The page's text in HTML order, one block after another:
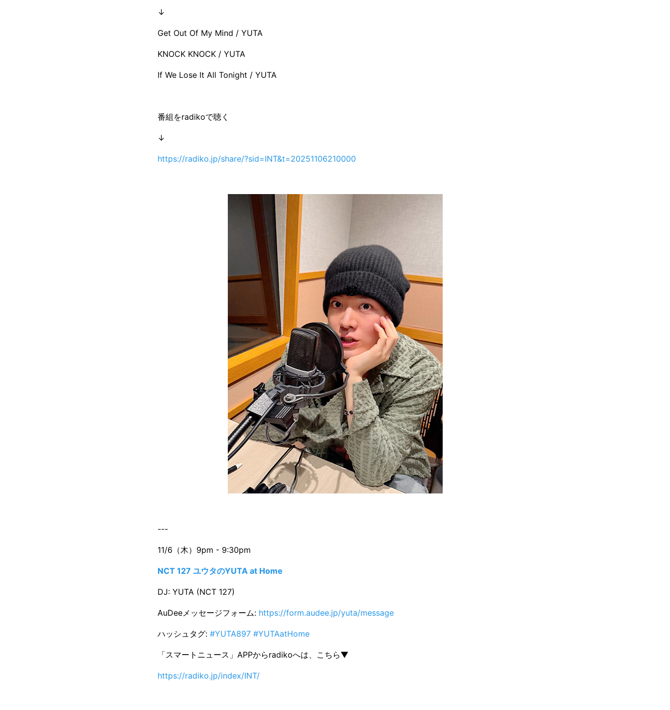
↓
Get Out Of My Mind / YUTA
KNOCK KNOCK / YUTA
If We Lose It All Tonight / YUTA
番組をradikoで聴く
↓
https://radiko.jp/share/?sid=INT&t=20251106210000
---
11/6（木）9pm - 9:30pm
NCT 127 ユウタのYUTA at Home
DJ: YUTA (NCT 127)
AuDeeメッセージフォーム: https://form.audee.jp/yuta/message
ハッシュタグ: #YUTA897 #YUTAatHome
「スマートニュース」APPからradikoへは、こちら▼
https://radiko.jp/index/INT/